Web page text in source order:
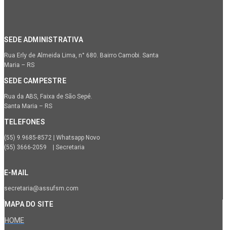
SEDE ADMINISTRATIVA
Rua Erly de Almeida Lima, n° 680. Bairro Camobi. Santa
Maria – RS
SEDE CAMPESTRE
Rua da ABS, Faixa de São Sepé.
Santa Maria – RS
TELEFONES
(55) 9.9685-8572 | Whatsapp Novo
(55) 3666-2059 | Secretaria
E-MAIL
secretaria@assufsm.com
MAPA DO SITE
HOME